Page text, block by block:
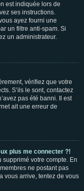
est indiquée lors de
ses instructions.
ayez fourni une
un filtre anti-spam. Si
un administrateur.
vérifiez que votre
S’ils le sont, contactez
pas été banni. Il est
ait une erreur de
plus me connecter ?!
supprimé votre compte. En
ne postant pas
vous arrive, tentez de vous